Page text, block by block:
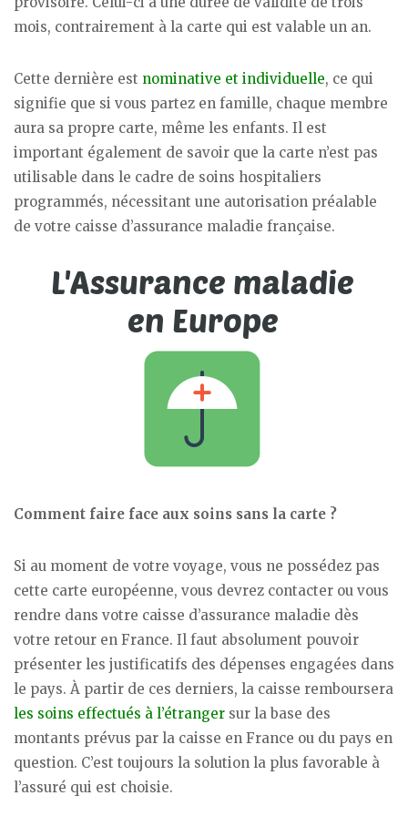
mois, contrairement à la carte qui est valable un an.
Cette dernière est nominative et individuelle, ce qui
signifie que si vous partez en famille, chaque membre
aura sa propre carte, même les enfants. Il est
important également de savoir que la carte n’est pas
utilisable dans le cadre de soins hospitaliers
programmés, nécessitant une autorisation préalable
de votre caisse d’assurance maladie française.
Comment faire face aux soins sans la carte ?
Si au moment de votre voyage, vous ne possédez pas
cette carte européenne, vous devrez contacter ou vous
rendre dans votre caisse d’assurance maladie dès
votre retour en France. Il faut absolument pouvoir
présenter les justificatifs des dépenses engagées dans
le pays. À partir de ces derniers, la caisse remboursera
les soins effectués à l’étranger sur la base des
montants prévus par la caisse en France ou du pays en
question. C’est toujours la solution la plus favorable à
l’assuré qui est choisie.